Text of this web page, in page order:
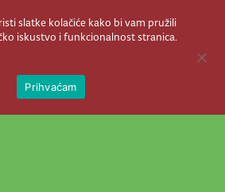
slatke kolačiće kako bi vam pružili
iskustvo i funkcionalnost stranica.
Prihvaćam